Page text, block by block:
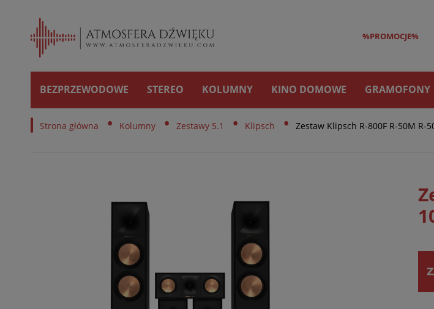
%PROMOCJE%
BEZPRZEWODOWE STEREO KOLUMNY KINO DOMOWE GRAMOFONY
Strona główna • Kolumny • Zestawy 5.1 • Klipsch • Zestaw Klipsch R-800F R-50M R-